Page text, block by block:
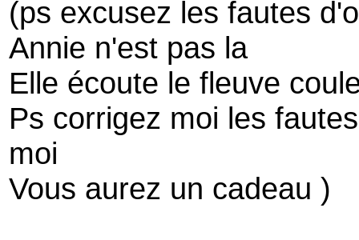
(ps excusez les fautes
Annie n'est pas la
Elle écoute le fleuve
Ps corrigez moi les
moi
Vous aurez un cadeau )